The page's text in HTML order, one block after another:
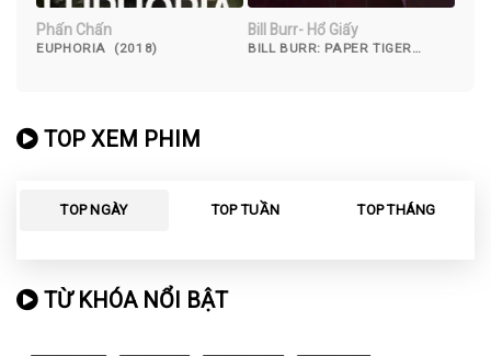
Phấn Chấn
EUPHORIA (2018)
Bill Burr- Hổ Giấy
BILL BURR: PAPER TIGER
TOP XEM PHIM
TOP NGÀY TOP TUẦN TOP THÁNG
TỪ KHÓA NỔI BẬT